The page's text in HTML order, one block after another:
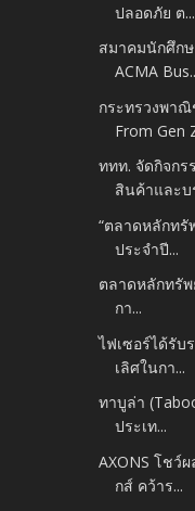
ปลอดภัย ต...
สมาคมนักศึก
ACMA
กระทรวงพาณิ
From Gen
ททท. จัดกิจกร
สินค้าและบ
“ตลาดหลักท
ประจำปี...
ตลาดหลักทรัพ
กา...
ไฟเซอร์ได้รับ
เลิศในกา...
ทาบูล่า
ประเท...
AXONS โชว์
กส์ คว้าร...